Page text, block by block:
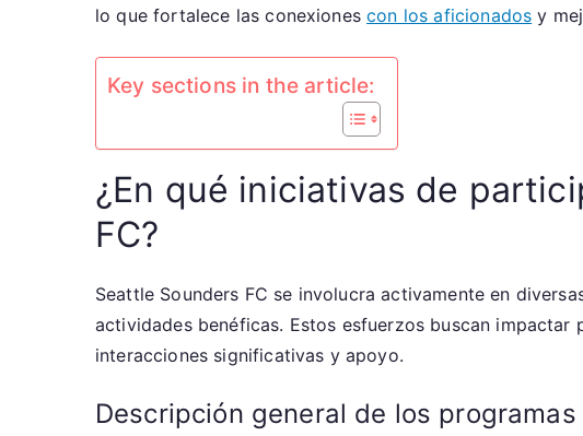
lo que fortalece las conexionescon los aficionados y
Key sections in the article:
¿En qué iniciativas de
FC?
Seattle Sounders FC se involucra activamente en
actividades benéficas. Estos esfuerzos buscan
interacciones significativas y apoyo.
Descripción general de los